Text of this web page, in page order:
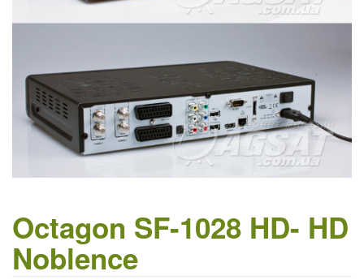
Octagon SF-1028 HD- HD
Noblence